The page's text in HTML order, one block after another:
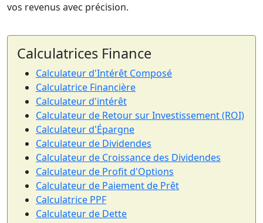
vos revenus avec précision.
Calculatrices Finance
Calculateur d'Intérêt Composé
Calculatrice Financière
Calculateur d'intérêt
Calculateur de Retour sur Investissement (ROI)
Calculateur d'Épargne
Calculateur de Dividendes
Calculateur de Croissance des Dividendes
Calculateur de Profit d'Options
Calculateur de Paiement de Prêt
Calculatrice PPF
Calculateur de Dette